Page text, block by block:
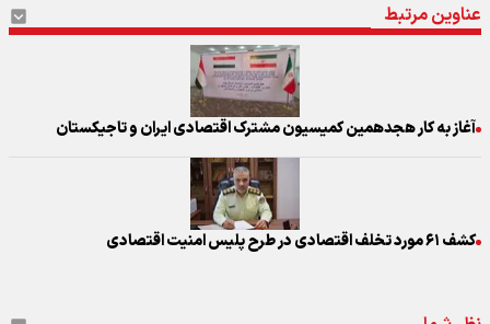
عناوین مرتبط
آغاز به کار هجدهمین کمیسیون مشترک اقتصادی ایران و تاجیکستان
کشف ۶۱ مورد تخلف اقتصادی در طرح پلیس امنیت اقتصادی